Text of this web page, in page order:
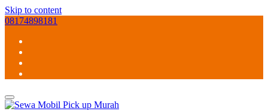
Skip to content
08174898181